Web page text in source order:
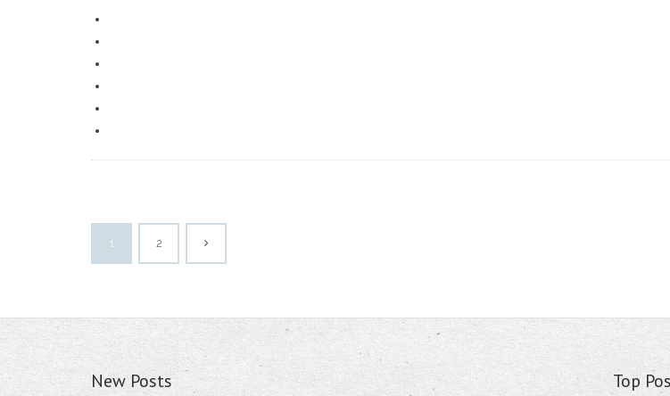
1 2
New Posts Top